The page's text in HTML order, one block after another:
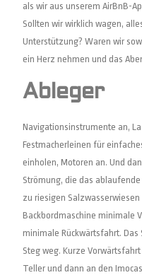
als wir aus unserem AirBnB-
Sollten wir wirklich wagen,
Unterstützung? Waren wir
ein Herz nehmen und das
Ableger
Navigationsinstrumente an,
Festmacherleinen für
einholen, Motoren an. Und
Strömung, die das
zu riesigen
Backbordmaschine minimale
minimale Rückwärtsfahrt.
Steg weg. Kurze
Teller und dann an den